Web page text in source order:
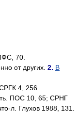
70.
от других. 2. В
4, 256.
ПОС 10, 65; СРНГ
л. Глухов 1988, 131.